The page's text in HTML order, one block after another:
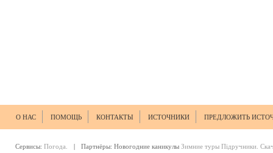
О НАС ПОМОЩЬ КОНТАКТЫ ИСТОЧНИКИ ПРЕДЛОЖИТЬ
Сервисы: Погода. | Партнёры: Новогодние каникулы Зимние туры Підручники.